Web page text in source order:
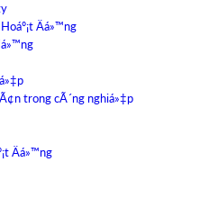
Äá»™ng
trong cÃ´ng nghiá»‡p
Äá»™ng